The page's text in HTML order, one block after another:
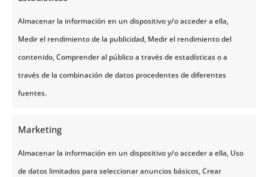
Almacenar la información en un dispositivo y/o acceder a ella,
Medir el rendimiento de la publicidad, Medir el rendimiento del
contenido, Comprender al público a través de estadísticas o a
través de la combinación de datos procedentes de diferentes
fuentes.
Marketing
Almacenar la información en un dispositivo y/o acceder a ella, Uso
de datos limitados para seleccionar anuncios básicos, Crear